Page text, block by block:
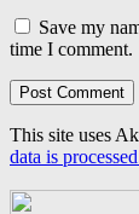
Save my
time I comment.
This site uses
data is